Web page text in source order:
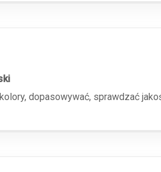
dopasowywać, sprawdzać